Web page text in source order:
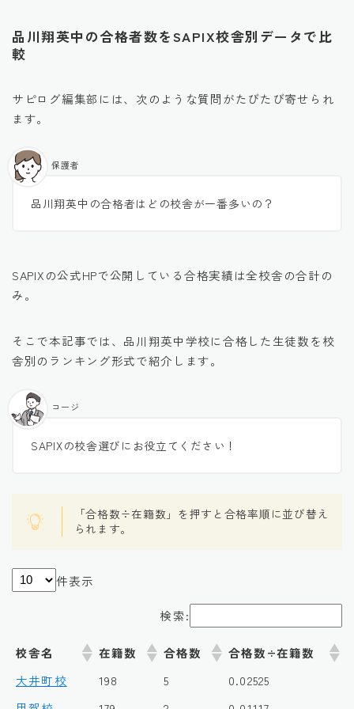
品川翔英中の合格者数をSAPIX校舎別データで比
較
サピログ編集部には、次のような質問がたびたび寄せられ
ます。
品川翔英中の合格者はどの校舎が一番多いの？
保護者
SAPIXの公式HPで公開している合格実績は全校舎の合計の
み。
そこで本記事では、品川翔英中学校に合格した生徒数を校
舎別のランキング形式で紹介します。
SAPIXの校舎選びにお役立てください！
コージ
「合格数÷在籍数」を押すと合格率順に並び替え
られます。
件表示
検索:
校舎名 在籍数 合格数
合格数÷在籍数
大井町校
198 5
0.02525